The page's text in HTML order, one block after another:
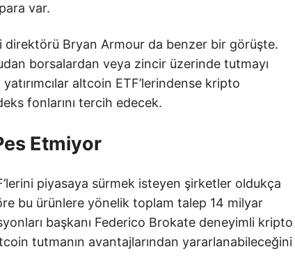
var.
direktörü Bryan Armour da benzer bir görüşte.
borsalardan veya zincir üzerinde tutmayı
altcoin ETF’lerindense kripto
fonlarını tercih edecek.
Etmiyor
piyasaya sürmek isteyen şirketler oldukça
bu ürünlere yönelik toplam talep 14 milyar
başkanı Federico Brokate deneyimli kripto
tutmanın avantajlarından yararlanabileceğini